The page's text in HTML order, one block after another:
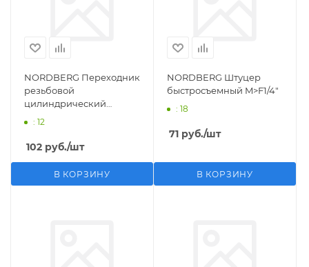
NORDBERG Переходник
резьбовой
цилиндрический
M1/2">F1/4"
: 12
102 руб./шт
В КОРЗИНУ
NORDBERG Штуцер
быстросъемный M>F1/4"
: 18
71 руб./шт
В КОРЗИНУ